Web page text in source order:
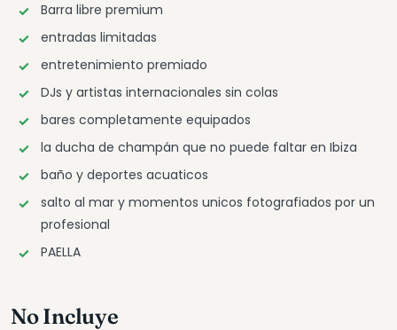
Barra libre premium
entradas limitadas
entretenimiento premiado
DJs y artistas internacionales sin colas
bares completamente equipados
la ducha de champán que no puede faltar en Ibiza
baño y deportes acuaticos
salto al mar y momentos unicos fotografiados por un
profesional
PAELLA
No Incluye